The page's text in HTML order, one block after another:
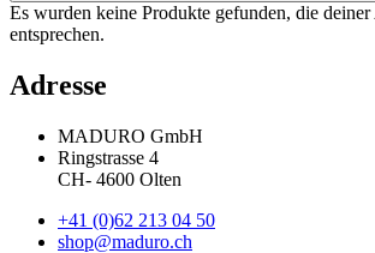
Es wurden keine Produkte gefunden, die
entsprechen.
Adresse
MADURO GmbH
Ringstrasse 4
CH- 4600 Olten
+41 (0)62 213 04 50
shop@maduro.ch